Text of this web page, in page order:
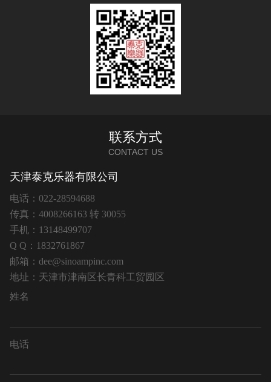
联系方式
CONTACT US
天津泰克乐器有限公司
电话：022-28594688
传真：4008266163 转 30055
手机：13148499707
Q Q：1832761867
邮箱：dee@sinoampinc.com
地址：天津市津南区长青科工贸园区
姓名
电话